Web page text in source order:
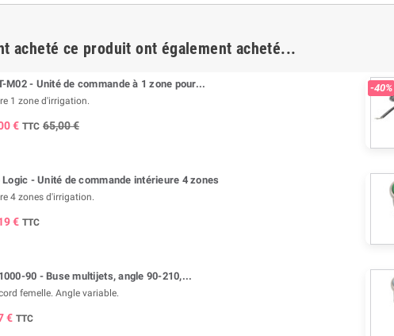
acheté ce produit ont également acheté...
M02 - Unité de commande à 1 zone pour...
1 zone d'irrigation.
€ TTC 65,00 €
-40%
Logic - Unité de commande intérieure 4 zones
4 zones d'irrigation.
€ TTC
90 - Buse multijets, angle 90-210,...
femelle. Angle variable.
€ TTC